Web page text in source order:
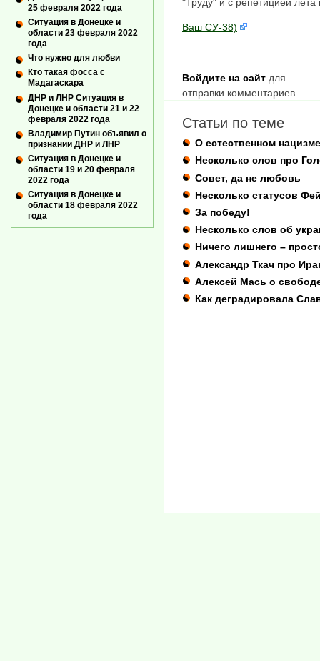
"Труду" и с репетицией лета
Ваш СУ-38)
Войдите на сайт для
отправки комментариев
Статьи по теме
О естественном
Несколько слов про
Совет, да не любовь
Несколько статусов
За победу!
Несколько слов об
Ничего лишнего –
Александр Ткач про
Алексей Мась о
Как деградировала
25 февраля 2022 года
Ситуация в Донецке и
области 23 февраля 2022
года
Что нужно для любви
Кто такая фосса с
Мадагаскара
ДНР и ЛНР Ситуация в
Донецке и области 21 и 22
февраля 2022 года
Владимир Путин объявил о
признании ДНР и ЛНР
Ситуация в Донецке и
области 19 и 20 февраля
2022 года
Ситуация в Донецке и
области 18 февраля 2022
года